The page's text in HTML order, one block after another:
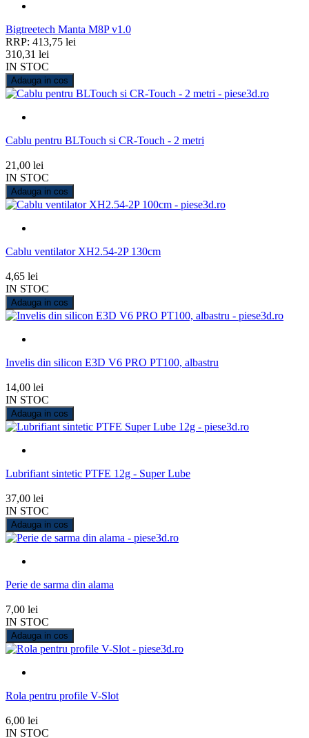
Bigtreetech Manta M8P v1.0
RRP: 413,75 lei
310,31 lei
IN STOC
Adauga in cos
Cablu pentru BLTouch si CR-Touch - 2 metri
21,00 lei
IN STOC
Adauga in cos
Cablu ventilator XH2.54-2P 130cm
4,65 lei
IN STOC
Adauga in cos
Invelis din silicon E3D V6 PRO PT100, albastru
14,00 lei
IN STOC
Adauga in cos
Lubrifiant sintetic PTFE 12g - Super Lube
37,00 lei
IN STOC
Adauga in cos
Perie de sarma din alama
7,00 lei
IN STOC
Adauga in cos
Rola pentru profile V-Slot
6,00 lei
IN STOC